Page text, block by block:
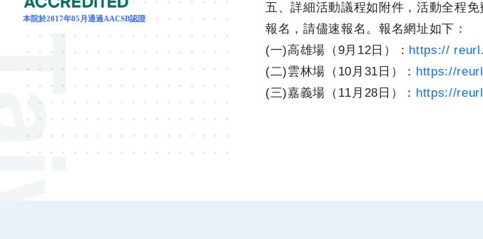
本院於2017年05月通過AACSB認證
五、詳細活動議程如附件，活動全程
報名，請儘速報名。報名網址如下：
(一)高雄場（9月12日）： https://
(二)雲林場（10月31日）： https://
(三)嘉義場（11月28日）： https://